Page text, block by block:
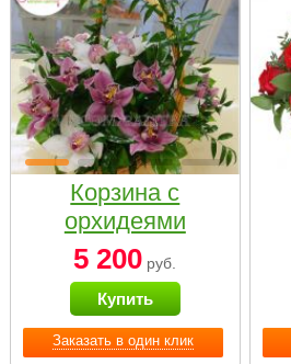
Заказать в один клик
Корзина с
орхидеями
малая
5 200 руб.
Купить